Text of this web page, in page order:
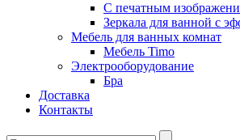
С печатным
Зеркала для ванной с
Мебель для ванных комнат
Мебель Timo
Электрооборудование
Бра
Доставка
Контакты